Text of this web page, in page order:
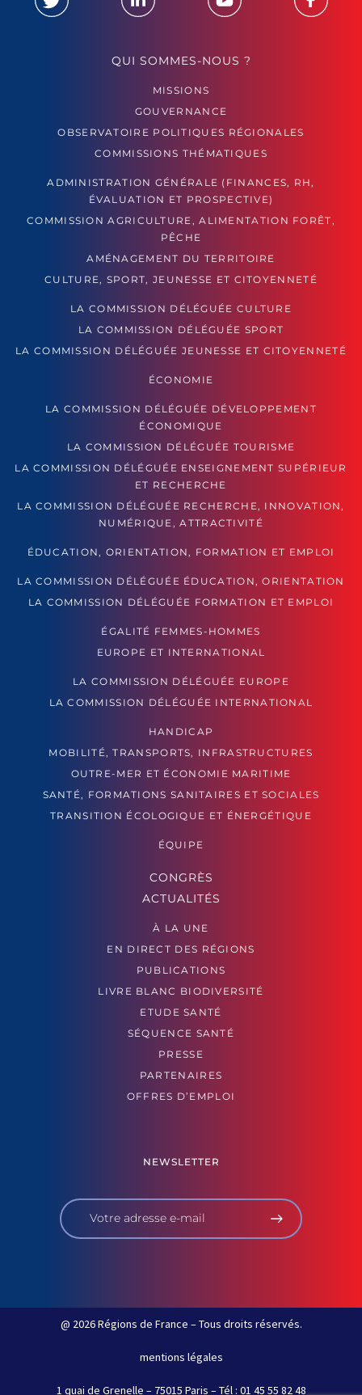
QUI SOMMES-NOUS ?
MISSIONS
GOUVERNANCE
OBSERVATOIRE POLITIQUES RÉGIONALES
COMMISSIONS THÉMATIQUES
ADMINISTRATION GÉNÉRALE (FINANCES, RH,
ÉVALUATION ET PROSPECTIVE)
COMMISSION AGRICULTURE, ALIMENTATION FORÊT,
PÊCHE
AMÉNAGEMENT DU TERRITOIRE
CULTURE, SPORT, JEUNESSE ET CITOYENNETÉ
LA COMMISSION DÉLÉGUÉE CULTURE
LA COMMISSION DÉLÉGUÉE SPORT
LA COMMISSION DÉLÉGUÉE JEUNESSE ET CITOYENNETÉ
ÉCONOMIE
LA COMMISSION DÉLÉGUÉE DÉVELOPPEMENT
ÉCONOMIQUE
LA COMMISSION DÉLÉGUÉE TOURISME
LA COMMISSION DÉLÉGUÉE ENSEIGNEMENT SUPÉRIEUR
ET RECHERCHE
LA COMMISSION DÉLÉGUÉE RECHERCHE, INNOVATION,
NUMÉRIQUE, ATTRACTIVITÉ
ÉDUCATION, ORIENTATION, FORMATION ET EMPLOI
LA COMMISSION DÉLÉGUÉE ÉDUCATION, ORIENTATION
LA COMMISSION DÉLÉGUÉE FORMATION ET EMPLOI
ÉGALITÉ FEMMES-HOMMES
EUROPE ET INTERNATIONAL
LA COMMISSION DÉLÉGUÉE EUROPE
LA COMMISSION DÉLÉGUÉE INTERNATIONAL
HANDICAP
MOBILITÉ, TRANSPORTS, INFRASTRUCTURES
OUTRE-MER ET ÉCONOMIE MARITIME
SANTÉ, FORMATIONS SANITAIRES ET SOCIALES
TRANSITION ÉCOLOGIQUE ET ÉNERGÉTIQUE
ÉQUIPE
CONGRÈS
ACTUALITÉS
À LA UNE
EN DIRECT DES RÉGIONS
PUBLICATIONS
LIVRE BLANC BIODIVERSITÉ
ETUDE SANTÉ
SÉQUENCE SANTÉ
PRESSE
PARTENAIRES
OFFRES D’EMPLOI
NEWSLETTER
@ 2026 Régions de France – Tous droits réservés.
mentions légales
1 quai de Grenelle – 75015 Paris – Tél : 01 45 55 82 48